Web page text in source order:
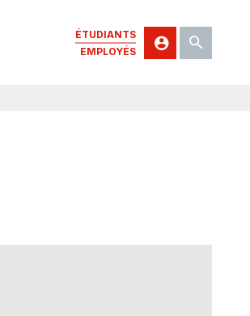
ÉTUDIANTS
EMPLOYÉS